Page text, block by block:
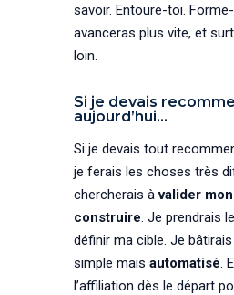
savoir. Entoure-toi.
avanceras plus vite, et
loin.
Si je devais
aujourd’hui…
Si je devais tout
je ferais les choses très
chercherais àvalider
construire. Je prendrais
définir ma cible. Je
simple mais automatisé.
l’affiliation dès le départ